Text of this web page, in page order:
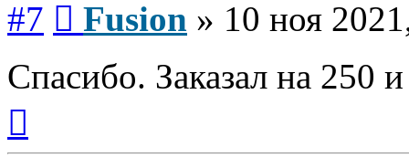
#7 Fusion » 10 ноя
Спасибо. Заказал на 250
началу